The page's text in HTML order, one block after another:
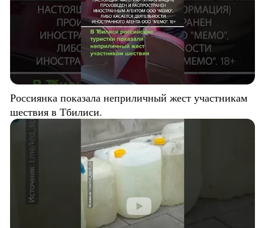
Россиянка показала неприличный жест участникам
шествия в Тбилиси.